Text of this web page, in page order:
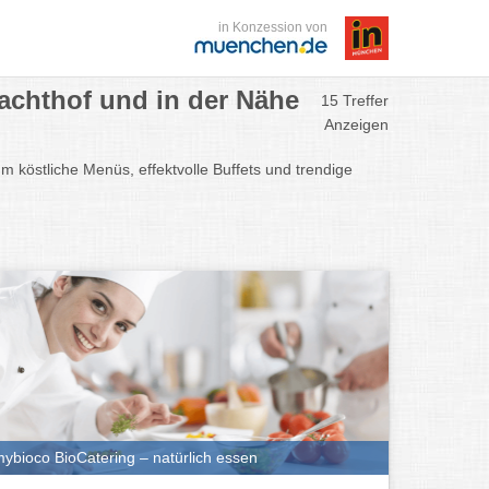
in Konzession von
und in der Nähe
15 Treffer
Anzeigen
köstliche Menüs, effektvolle Buffets und trendige
BioCatering – natürlich essen